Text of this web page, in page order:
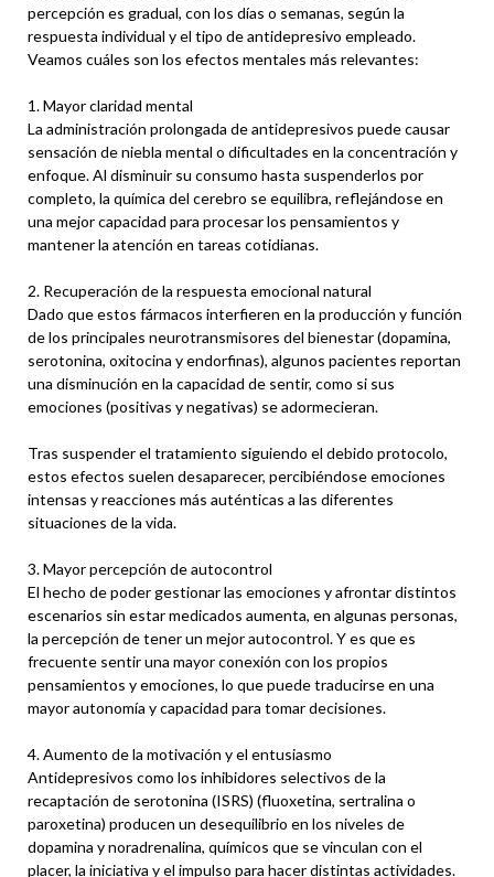
percepción es gradual, con los días o semanas, según la
respuesta individual y el tipo de antidepresivo empleado.
Veamos cuáles son los efectos mentales más relevantes:
1. Mayor claridad mental
La administración prolongada de antidepresivos puede causar
sensación de niebla mental o dificultades en la concentración y
enfoque. Al disminuir su consumo hasta suspenderlos por
completo, la química del cerebro se equilibra, reflejándose en
una mejor capacidad para procesar los pensamientos y
mantener la atención en tareas cotidianas.
2. Recuperación de la respuesta emocional natural
Dado que estos fármacos interfieren en la producción y función
de los principales neurotransmisores del bienestar (dopamina,
serotonina, oxitocina y endorfinas), algunos pacientes reportan
una disminución en la capacidad de sentir, como si sus
emociones (positivas y negativas) se adormecieran.
Tras suspender el tratamiento siguiendo el debido protocolo,
estos efectos suelen desaparecer, percibiéndose emociones
intensas y reacciones más auténticas a las diferentes
situaciones de la vida.
3. Mayor percepción de autocontrol
El hecho de poder gestionar las emociones y afrontar distintos
escenarios sin estar medicados aumenta, en algunas personas,
la percepción de tener un mejor autocontrol. Y es que es
frecuente sentir una mayor conexión con los propios
pensamientos y emociones, lo que puede traducirse en una
mayor autonomía y capacidad para tomar decisiones.
4. Aumento de la motivación y el entusiasmo
Antidepresivos como los inhibidores selectivos de la
recaptación de serotonina (ISRS) (fluoxetina, sertralina o
paroxetina) producen un desequilibrio en los niveles de
dopamina y noradrenalina, químicos que se vinculan con el
placer, la iniciativa y el impulso para hacer distintas actividades.